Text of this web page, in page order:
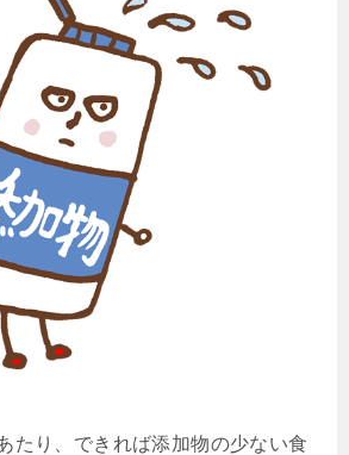
たり、できれば添加物の少ない食